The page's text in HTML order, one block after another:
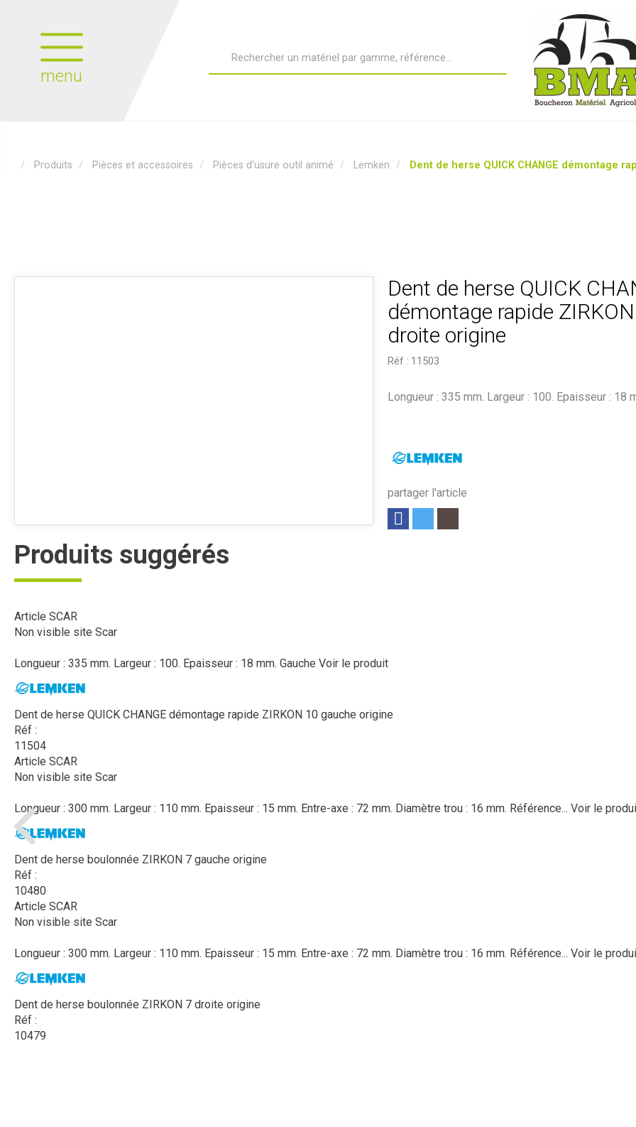
menu
Produits Pièces et accessoires Pièces d'usure outil animé Lemken Dent de herse QUICK CHANGE démontage
Dent de herse QUICK
démontage rapide
droite origine
Réf : 11503
partager l'article
Longueur : 335 mm. Largeur : 100. Epaisseur : 18
Produits suggérés
Article SCAR
Non visible site Scar
Longueur : 335 mm. Largeur : 100. Epaisseur : 18 mm. Gauche Voir le produit
Dent de herse QUICK CHANGE démontage rapide ZIRKON 10 gauche origine
Réf :
11504
Article SCAR
Non visible site Scar
Longueur : 300 mm. Largeur : 110 mm. Epaisseur : 15 mm. Entre-axe : 72 mm. Diamètre trou : 16 mm. Référence... Voir le
Dent de herse boulonnée ZIRKON 7 gauche origine
Réf :
10480
Article SCAR
Non visible site Scar
Longueur : 300 mm. Largeur : 110 mm. Epaisseur : 15 mm. Entre-axe : 72 mm. Diamètre trou : 16 mm. Référence... Voir le
Dent de herse boulonnée ZIRKON 7 droite origine
Réf :
10479